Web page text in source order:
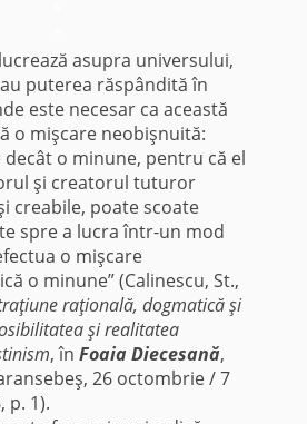
asupra universului,
puterea răspândită în
este necesar ca această
o mişcare neobişnuită:
decât o minune, pentru că el
şi creatorul tuturor
creabile, poate scoate
spre a lucra într-un mod
o mişcare
o minune” (Calinescu, St.,
raţională, dogmatică şi
şi realitatea
, în Foaia Diecesană,
26 octombrie / 7
p. 1).